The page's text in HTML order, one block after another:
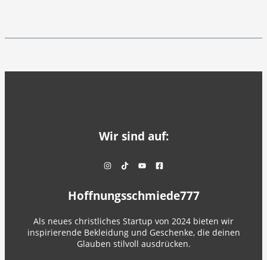
Wir sind auf:
Hoffnungsschmiede777
Als neues christliches Startup von 2024 bieten wir
inspirierende Bekleidung und Geschenke, die deinen
Glauben stilvoll ausdrücken.